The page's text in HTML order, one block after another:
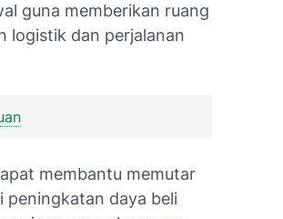
guna memberikan ruang
logistik dan perjalanan
membantu memutar
peningkatan daya beli